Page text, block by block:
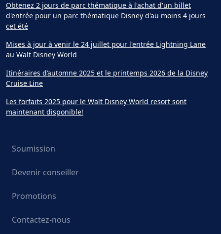
Obtenez 2 jours de parc thématique à l'achat d'un billet
d'entrée pour un parc thématique Disney d'au moins 4 jours
cet été
Mises à jour à venir le 24 juillet pour l'entrée Lightning Lane
au Walt Disney World
Itinéraires d’automne 2025 et le printemps 2026 de la Disney
Cruise Line
Les forfaits 2025 pour le Walt Disney World resort sont
maintenant disponible!
Soumission
Devenir conseiller
Promotions
Contactez-nous